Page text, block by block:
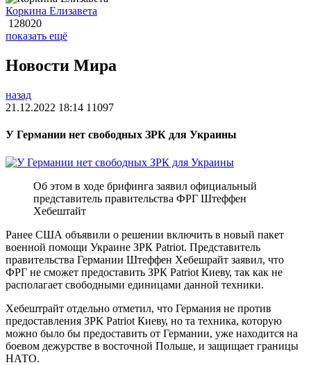
Коркина Елизавета
128020
показать ещё
Новости Мира
назад
21.12.2022 18:14 11097
У Германии нет свободных ЗРК для Украины
Об этом в ходе брифинга заявил официальный
представитель правительства ФРГ Штеффен
Хебештайт
Ранее США объявили о решении включить в новый пакет
военной помощи Украине ЗРК Patriot. Представитель
правительства Германии Штеффен Хебешрайт заявил, что
ФРГ не сможет предоставить ЗРК Patriot Киеву, так как не
располагает свободными единицами данной техники.
Хебештрайт отдельно отметил, что Германия не против
предоставления ЗРК Patriot Киеву, но та техника, которую
можно было бы предоставить от Германии, уже находится на
боевом дежурстве в восточной Польше, и защищает границы
НАТО.